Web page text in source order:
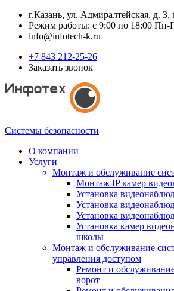
г.Казань, ул. Адмиралтейская, д. 3,
Режим работы: с 9:00 по 18:00 Пн-
info@infotech-k.ru
+7 843 212-25-26
Заказать звонок
Системы безопасности
О компании
Услуги
Монтаж и обслуживание
Монтаж IP камер
Установка
Установка
Установка
Установка камер
школы
Монтаж и обслуживание
управления доступом
Ремонт и
ворот